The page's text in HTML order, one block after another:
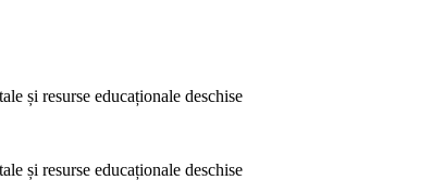
și resurse educaționale deschise
și resurse educaționale deschise